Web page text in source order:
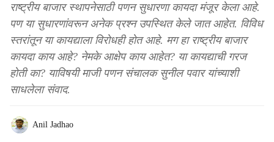
राष्ट्रीय बाजार स्थापनेसाठी पणन सुधारणा कायदा मंजूर केला आहे.
पण या सुधारणांवरून अनेक प्रश्‍न उपस्थित केले जात आहेत. विविध
स्तरांतून या कायद्याला विरोधही होत आहे. मग हा राष्ट्रीय बाजार
कायदा काय आहे? नेमके आक्षेप काय आहेत? या कायद्याची गरज
होती का? याविषयी माजी पणन संचालक सुनील पवार यांच्याशी
साधलेला संवाद.
Anil Jadhao